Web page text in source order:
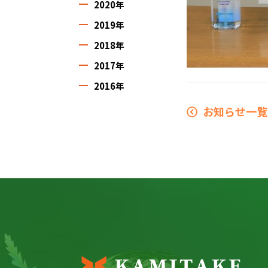
2020年
2019年
2018年
2017年
2016年
お知らせ一